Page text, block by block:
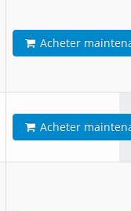
Acheter
Acheter